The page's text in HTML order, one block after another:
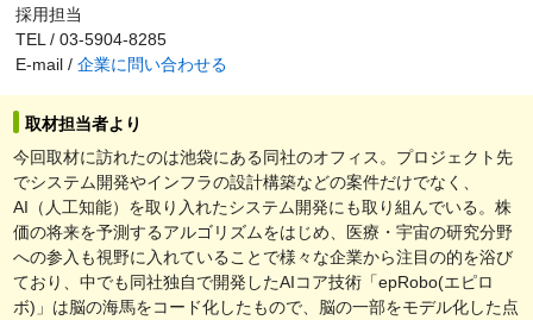
採用担当
TEL / 03-5904-8285
E-mail / 企業に問い合わせる
取材担当者より
今回取材に訪れたのは池袋にある同社のオフィス。プロジェクト先
でシステム開発やインフラの設計構築などの案件だけでなく、
AI（人工知能）を取り入れたシステム開発にも取り組んでいる。株
価の将来を予測するアルゴリズムをはじめ、医療・宇宙の研究分野
への参入も視野に入れていることで様々な企業から注目の的を浴び
ており、中でも同社独自で開発したAIコア技術「epRobo(エピロ
ボ)」は脳の海馬をコード化したもので、脳の一部をモデル化した点